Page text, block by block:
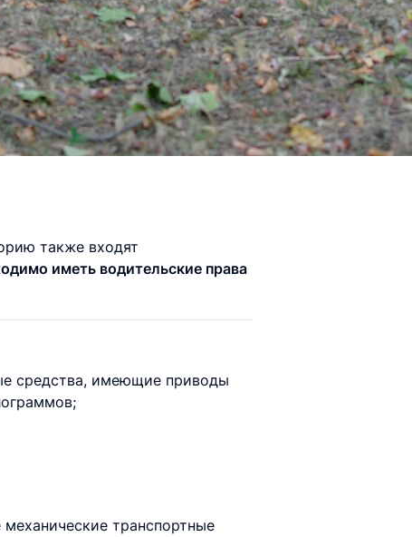
также входят
иметь водительские права
средства, имеющие приводы
транспортные